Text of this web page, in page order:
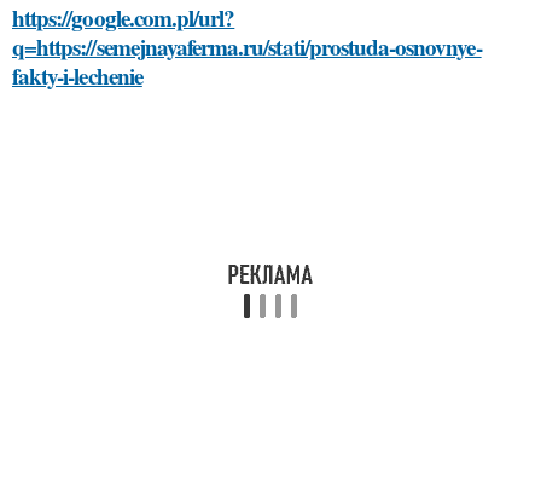
https://google.com.pl/url?
q=https://semejnayaferma.ru/stati/prostuda-osnovnye-
fakty-i-lechenie